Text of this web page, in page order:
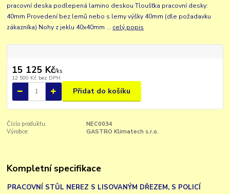
pracovní deska podlepená lamino deskou Tloušťka pracovní desky:
40mm Provedení bez lemů nebo s lemy výšky 40mm (dle požadavku
zákazníka) Nohy z jeklu 40x40mm ... celý popis
15 125 Kč/ks
12 500 Kč bez DPH
Přidat do košíku
Číslo produktu:
NEC0034
Výrobce:
GASTRO Klimatech s.r.o.
Kompletní specifikace
PRACOVNÍ STŮL NEREZ S LISOVANÝM DŘEZEM, S POLICÍ